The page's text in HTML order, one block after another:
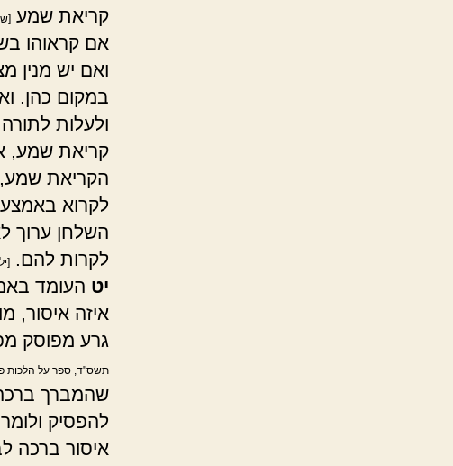
קריאת שמע
אם קראוהו
ואם יש מנין
במקום כהן.
ולעלות
קריאת שמע,
הקריאת שמע,
לקרוא
השלחן ערוך
לקרות להם.
יט העומד
איזה איסור,
גרע מפוסק
תשס"ד, ספר על הלכות
שהמברך
להפסיק
איסור ברכה